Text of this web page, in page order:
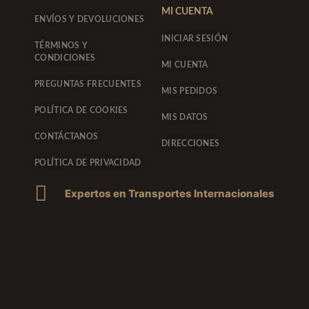
ENVÍOS Y DEVOLUCIONES
TÉRMINOS Y
CONDICIONES
PREGUNTAS FRECUENTES
POLÍTICA DE COOKIES
CONTÁCTANOS
POLÍTICA DE PRIVACIDAD
MI CUENTA
INICIAR SESIÓN
MI CUENTA
MIS PEDIDOS
MIS DATOS
DIRECCIONES
Expertos en Transportes Internacionales